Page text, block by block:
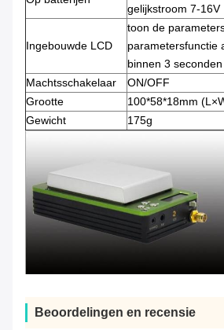
gelijkstroom 7-16V
Ingebouwde LCD
toon de
parametersfunctie
binnen 3
Machtsschakelaar
ON/OFF
Grootte
100*58*18mm
Gewicht
175g
Beoordelingen en recensie